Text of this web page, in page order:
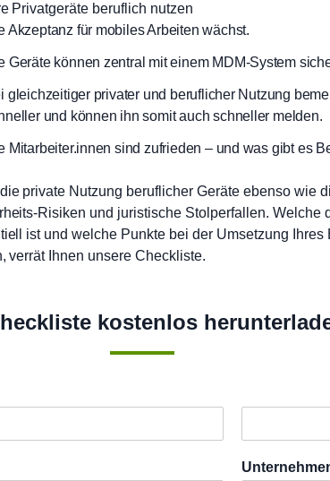
Privatgeräte beruflich nutzen
Akzeptanz für mobiles Arbeiten wächst.
Geräte können zentral mit einem MDM-System
gleichzeitiger privater und beruflicher Nutzung
und können ihn somit auch schneller melden.
Mitarbeiter.innen sind zufrieden – und was gibt es
private Nutzung beruflicher Geräte ebenso wie
Risiken und juristische Stolperfallen.
ist und welche Punkte bei der Umsetzung
verrät Ihnen unsere Checkliste.
kostenlos
a
c